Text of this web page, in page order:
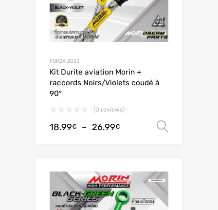
FORZA 2023
Kit Durite aviation Morin +
raccords Noirs/Violets coudé à
90°
(0 reviews)
18.99€ – 26.99€